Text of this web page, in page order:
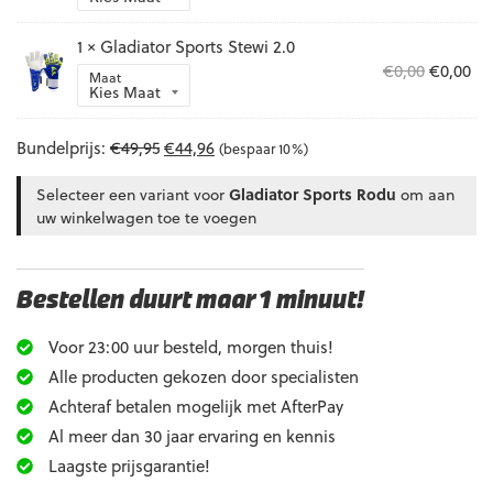
1 × Gladiator Sports Stewi 2.0
Maat €0,00
was:
€0,00
is:
Bundelprijs: €49,95€44,96 (bespaar 10%)
Selecteer een variant voorGladiator Sports Rodu om aan
uw winkelwagen toe te voegen
Bestellen duurt maar 1 minuut!
Voor 23:00 uur besteld, morgen thuis!
Alle producten gekozen door specialisten
Achteraf betalen mogelijk met AfterPay
Al meer dan 30 jaar ervaring en kennis
Laagste prijsgarantie!